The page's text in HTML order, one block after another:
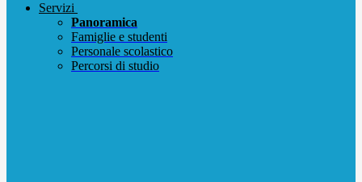
Servizi
Panoramica
Famiglie e studenti
Personale scolastico
Percorsi di studio